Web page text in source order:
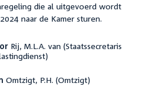
die al uitgevoerd wordt
naar de Kamer sturen.
Rij, M.L.A. van (Staatssecretaris
Omtzigt, P.H. (Omtzigt)